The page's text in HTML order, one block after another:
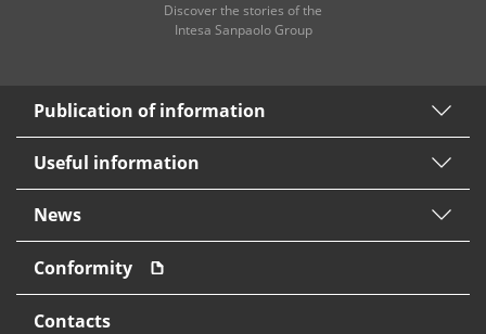
Discover the stories of the
Intesa Sanpaolo Group
Publication of information
Useful information
News
Conformity
Contacts